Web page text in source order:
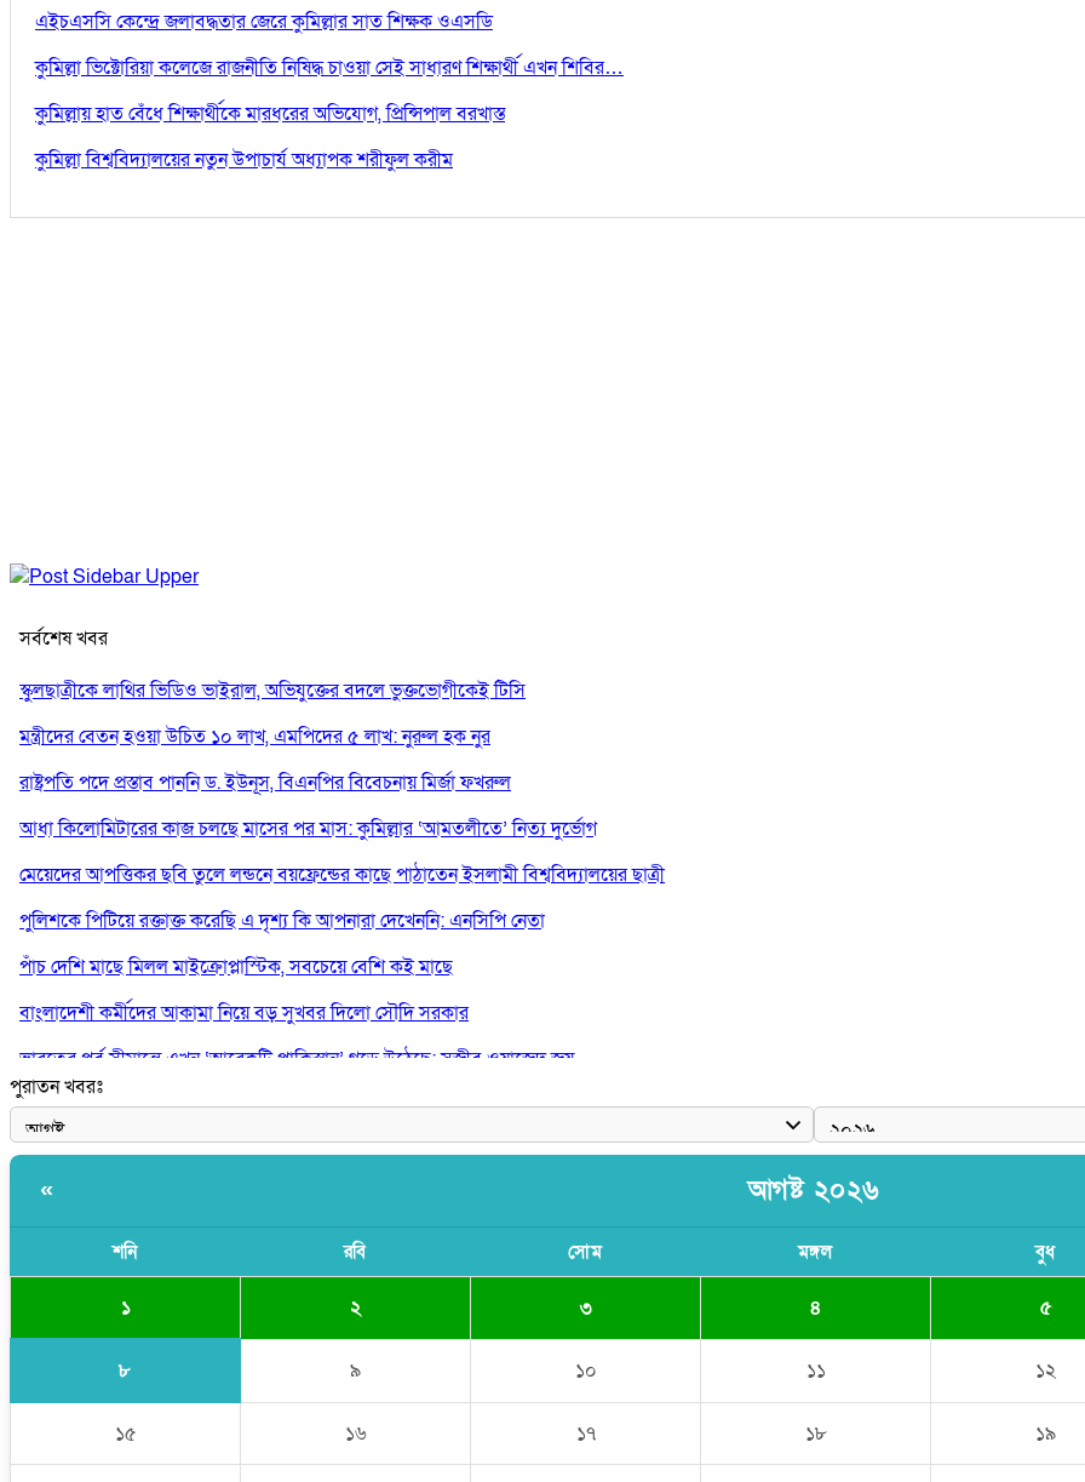
এইচএসসি কেন্দ্রে জলাবদ্ধতার জেরে কুমিল্লার সাত শিক্ষক ওএসডি
কুমিল্লা ভিক্টোরিয়া কলেজে রাজনীতি নিষিদ্ধ চাওয়া সেই সাধারণ শিক্ষার্থী এখন শিবির…
কুমিল্লায় হাত বেঁধে শিক্ষার্থীকে মারধরের অভিযোগ, প্রিন্সিপাল বরখাস্ত
কুমিল্লা বিশ্ববিদ্যালয়ের নতুন উপাচার্য অধ্যাপক শরীফুল করীম
সর্বশেষ খবর
স্কুলছাত্রীকে লাথির ভিডিও ভাইরাল, অভিযুক্তের বদলে ভুক্তভোগীকেই টিসি
মন্ত্রীদের বেতন হওয়া উচিত ১০ লাখ, এমপিদের ৫ লাখ: নুরুল হক নুর
রাষ্ট্রপতি পদে প্রস্তাব পাননি ড. ইউনূস, বিএনপির বিবেচনায় মির্জা ফখরুল
আধা কিলোমিটারের কাজ চলছে মাসের পর মাস: কুমিল্লার ‘আমতলীতে’ নিত্য দুর্ভোগ
মেয়েদের আপত্তিকর ছবি তুলে লন্ডনে বয়ফ্রেন্ডের কাছে পাঠাতেন ইসলামী বিশ্ববিদ্যালয়ের ছাত্রী
পুলিশকে পিটিয়ে রক্তাক্ত করেছি এ দৃশ্য কি আপনারা দেখেননি: এনসিপি নেতা
পাঁচ দেশি মাছে মিলল মাইক্রোপ্লাস্টিক, সবচেয়ে বেশি কই মাছে
বাংলাদেশী কর্মীদের আকামা নিয়ে বড় সুখবর দিলো সৌদি সরকার
ভারতের পূর্ব সীমান্তে এখন ‘আরেকটি পাকিস্তান’ গড়ে উঠেছে: সজীব ওয়াজেদ জয়
সাকিব আল হাসানের বাড়িতে আগুন, পেট্রলবোমা বিস্ফোরণ
পুরাতন খবরঃ
« আগষ্ট ২০২৬
শনি রবি সোম মঙ্গল বুধ
১ ২ ৩ ৪ ৫
৮ ৯ ১০ ১১ ১২
১৫ ১৬ ১৭ ১৮ ১৯